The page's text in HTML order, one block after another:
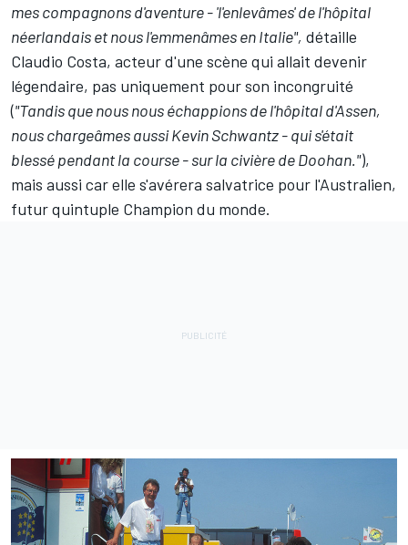
mes compagnons d'aventure - 'l'enlevâmes' de l'hôpital
néerlandais et nous l'emmenâmes en Italie", détaille
Claudio Costa, acteur d'une scène qui allait devenir
légendaire, pas uniquement pour son incongruité
("Tandis que nous nous échappions de l'hôpital d'Assen,
nous chargeâmes aussi Kevin Schwantz - qui s'était
blessé pendant la course - sur la civière de Doohan."),
mais aussi car elle s'avérera salvatrice pour l'Australien,
futur quintuple Champion du monde.